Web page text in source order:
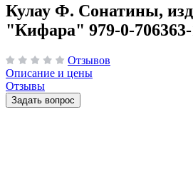
Кулау Ф. Сонатины,
"Кифара" 979-0-
Отзывов
Описание и цены
Отзывы
Задать вопрос